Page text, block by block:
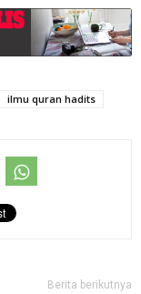
ilmu quran hadits
Berita berikutnya